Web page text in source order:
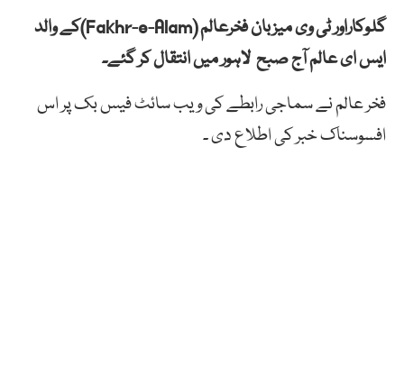
گلوکاراور ٹی وی میزبان فخرعالم (Fakhr-e-Alam)کے والد
ایس ای عالم آج صبح لاہور میں انتقال کر گئے۔
فخر عالم نے سماجی رابطے کی ویب سائٹ فیس بک پر اس
افسوسناک خبر کی اطلاع دی ۔